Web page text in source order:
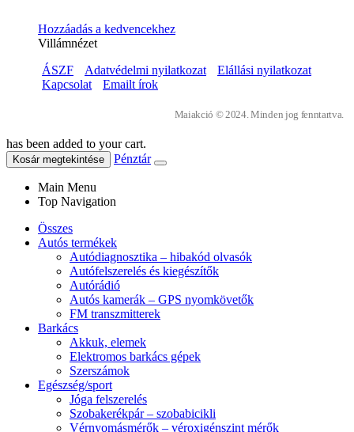
Hozzáadás a kedvencekhez
Villámnézet
ÁSZF
Adatvédelmi nyilatkozat
Elállási nyilatkozat
Kapcsolat
Emailt írok
Maiakció © 2024. Minden jog fenntartva.
has been added to your cart.
Kosár megtekintése Pénztár
Main Menu
Top Navigation
Összes
Autós termékek
Autódiagnosztika – hibakód olvasók
Autófelszerelés és kiegészítők
Autórádió
Autós kamerák – GPS nyomkövetők
FM transzmitterek
Barkács
Akkuk, elemek
Elektromos barkács gépek
Szerszámok
Egészség/sport
Jóga felszerelés
Szobakerékpár – szobabicikli
Vérnyomásmérők – véroxigénszint mérők